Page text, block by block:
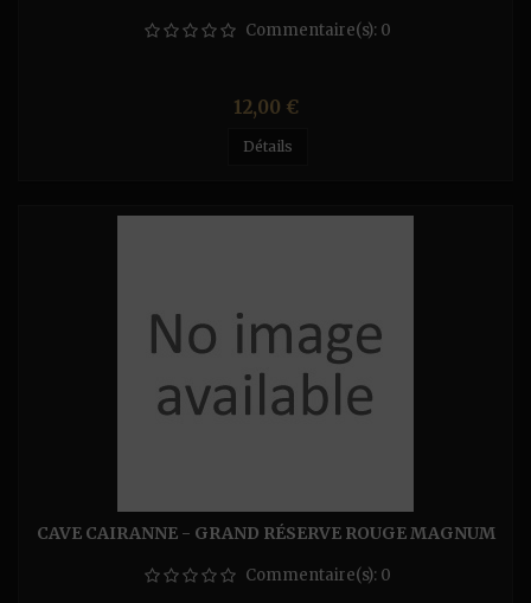
Commentaire(s): 0
Prix
12,00 €
Détails
CAVE CAIRANNE - GRAND RÉSERVE ROUGE MAGNUM
Commentaire(s): 0